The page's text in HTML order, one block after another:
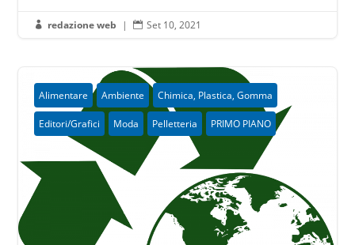
 redazione web |  Set 10, 2021
Alimentare Ambiente Chimica, Plastica, Gomma
Editori/Grafici Moda Pelletteria PRIMO PIANO